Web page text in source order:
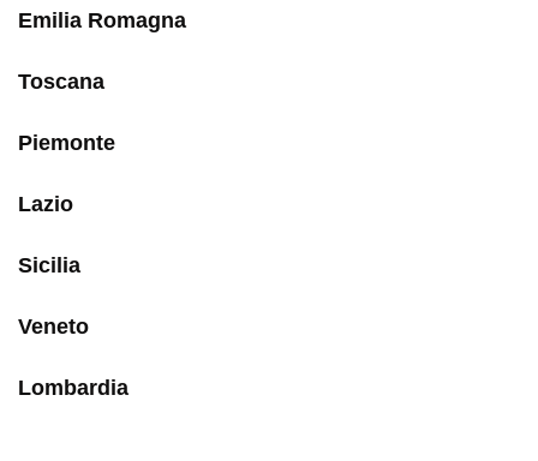
Emilia Romagna
Toscana
Piemonte
Lazio
Sicilia
Veneto
Lombardia